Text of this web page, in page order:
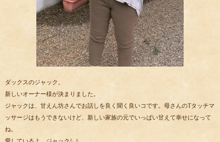
ダックスのジャック。
新しいオーナー様が決まりました。
ジャックは、甘えん坊さんでお話しを良く聞く良いコです。母さんのTタッチマ
ッサージはもうできないけど、新しい家族の元でいっぱい甘えて幸せになって
ね。